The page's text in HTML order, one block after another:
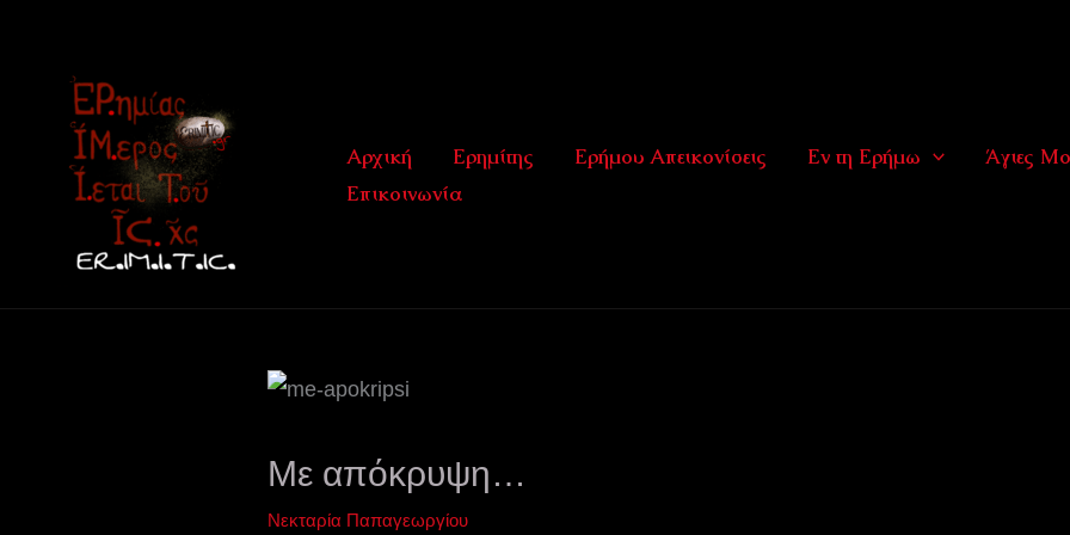
περιεχόμενο
Αρχική Ερημίτης Ερήμου Απεικονίσεις Εν τη Ερήμω Άγιες
Επικοινωνία
Με απόκρυψη…
Νεκταρία Παπαγεωργίου